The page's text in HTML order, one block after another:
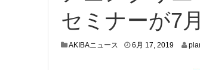
セミナーが7
AKIBAニュース 6月 17, 20196